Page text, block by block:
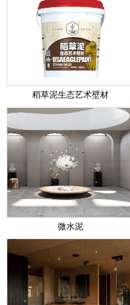
稻草泥生态艺术壁材
微水泥